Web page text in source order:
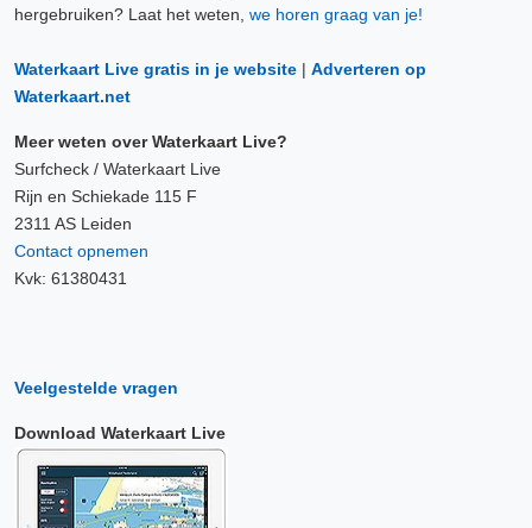
hergebruiken? Laat het weten, we horen graag van je!
Waterkaart Live gratis in je website | Adverteren op
Waterkaart.net
Meer weten over Waterkaart Live?
Surfcheck / Waterkaart Live
Rijn en Schiekade 115 F
2311 AS Leiden
Contact opnemen
Kvk: 61380431
Veelgestelde vragen
Download Waterkaart Live